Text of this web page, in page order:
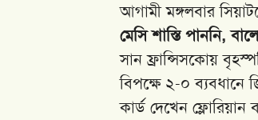
আগামী মঙ্গলবার
মেসি শাস্তি পাননি,
সান ফ্রান্সিসকোয়
বিপক্ষে ২-০ ব্যবধানে
কার্ড দেখেন ফ্লোরিয়ান